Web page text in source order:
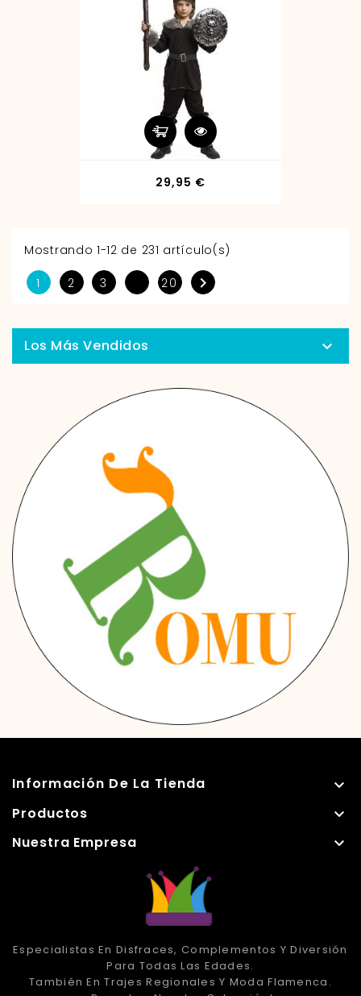
29,95 €Precio
Mostrando 1-12 de 231 artículo(s)
1 2 3 20 
Los Más Vendidos 
Información De La Tienda 
Productos 
Nuestra Empresa 
Especialistas En Disfraces, Complementos Y Diversión
Para Todas Las Edades.
También En Trajes Regionales Y Moda Flamenca.